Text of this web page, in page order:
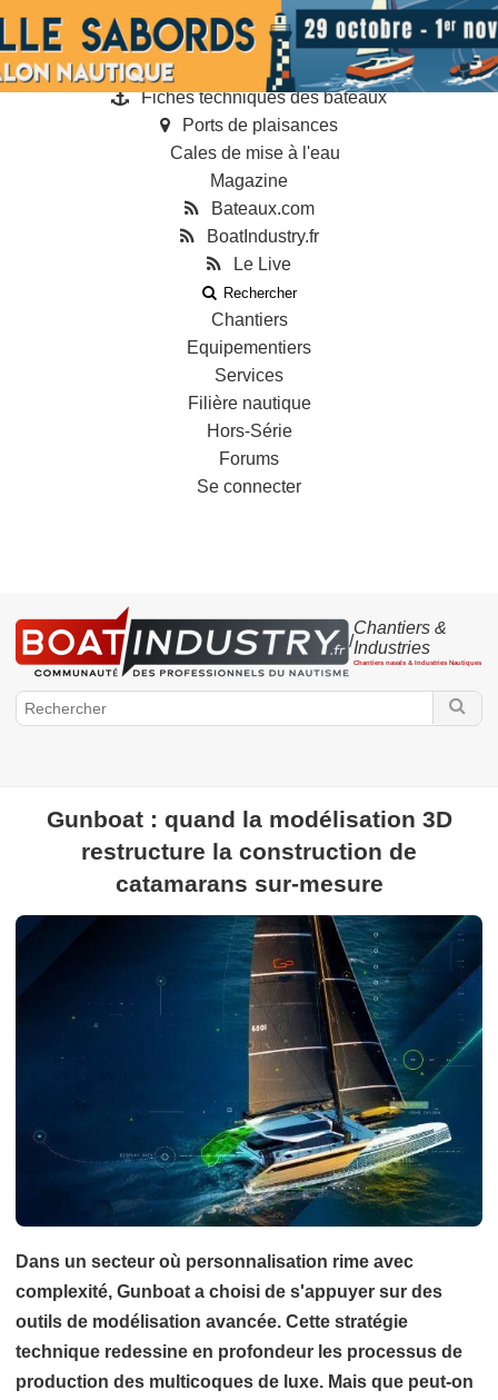
Annonces
Guides
Annuaire des professionnels
Fiches techniques des bateaux
Ports de plaisances
Cales de mise à l'eau
Magazine
Bateaux.com
BoatIndustry.fr
Le Live
Rechercher
Chantiers
Equipementiers
Services
Filière nautique
Hors-Série
Forums
Se connecter
/
Chantiers &
Industries
Chantiers navals & Industries Nautiques
Chantiers & Industries Projet - Mise à l'eau Production
Carnet - Nomination Vie de chantier
Gunboat : quand la modélisation 3D
restructure la construction de
catamarans sur-mesure
Dans un secteur où personnalisation rime avec
complexité, Gunboat a choisi de s'appuyer sur des
outils de modélisation avancée. Cette stratégie
technique redessine en profondeur les processus de
production des multicoques de luxe. Mais que peut-on